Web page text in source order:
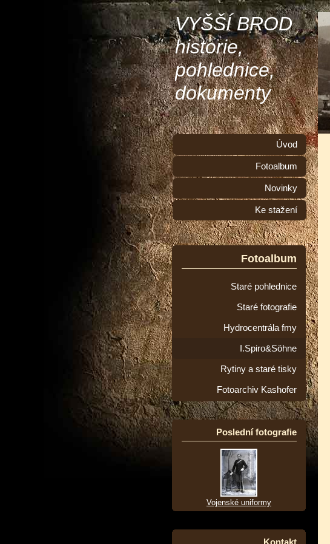
VYŠŠÍ BROD
historie,
pohlednice,
dokumenty
Úvod
Fotoalbum
Novinky
Ke stažení
Fotoalbum
Staré pohlednice
Staré fotografie
Hydrocentrála fmy
I.Spiro&Söhne
Rytiny a staré tisky
Fotoarchiv Kashofer
Poslední fotografie
Vojenské uniformy
Kontakt